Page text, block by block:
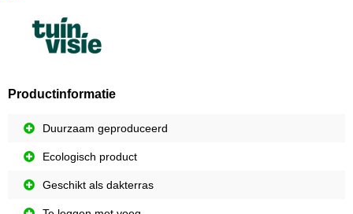
Productinformatie
Duurzaam geproduceerd
Ecologisch product
Geschikt als dakterras